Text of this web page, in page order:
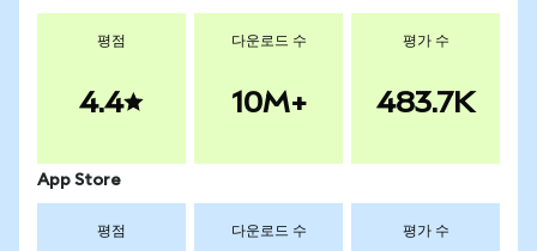
평점
4.4
다운로드 수
10M+
평가 수
483.7K
App Store
평점 다운로드 수 평가 수